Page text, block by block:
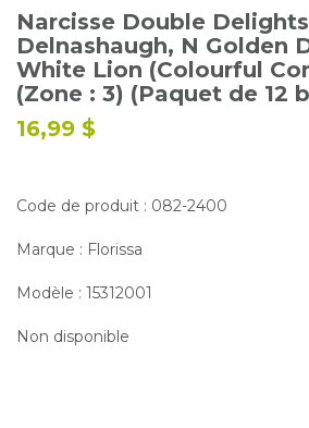
Nous joindre
Narcisse Double
Delnashaugh, N Golden
White Lion (Colourful
(Zone : 3) (Paquet de 12
16,99 $
Code de produit : 082-2400
Marque : Florissa
Modèle : 15312001
Non disponible